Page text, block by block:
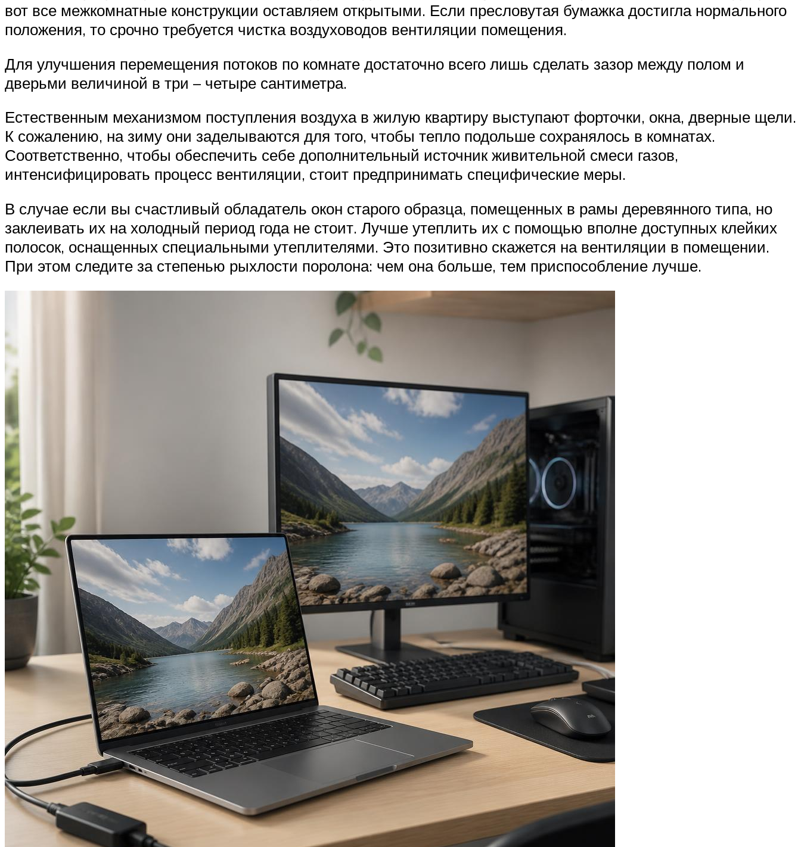
вот все межкомнатные конструкции оставляем открытыми. Если пресловутая бумажка достигла нормального
положения, то срочно требуется чистка воздуховодов вентиляции помещения.
Для улучшения перемещения потоков по комнате достаточно всего лишь сделать зазор между полом и
дверьми величиной в три – четыре сантиметра.
Естественным механизмом поступления воздуха в жилую квартиру выступают форточки, окна, дверные щели.
К сожалению, на зиму они заделываются для того, чтобы тепло подольше сохранялось в комнатах.
Соответственно, чтобы обеспечить себе дополнительный источник живительной смеси газов,
интенсифицировать процесс вентиляции, стоит предпринимать специфические меры.
В случае если вы счастливый обладатель окон старого образца, помещенных в рамы деревянного типа, но
заклеивать их на холодный период года не стоит. Лучше утеплить их с помощью вполне доступных клейких
полосок, оснащенных специальными утеплителями. Это позитивно скажется на вентиляции в помещении.
При этом следите за степенью рыхлости поролона: чем она больше, тем приспособление лучше.